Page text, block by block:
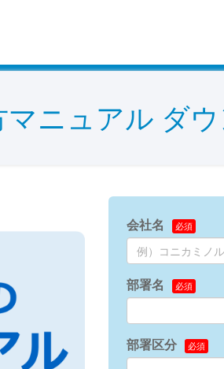
ニュアル ダ
会社名
部署名
部署区分